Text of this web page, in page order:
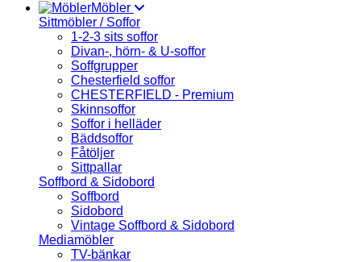
Möbler
Sittmöbler / Soffor
1-2-3 sits soffor
Divan-, hörn- & U-soffor
Soffgrupper
Chesterfield soffor
CHESTERFIELD - Premium
Skinnsoffor
Soffor i helläder
Bäddsoffor
Fåtöljer
Sittpallar
Soffbord & Sidobord
Soffbord
Sidobord
Vintage Soffbord & Sidobord
Mediamöbler
TV-bänkar